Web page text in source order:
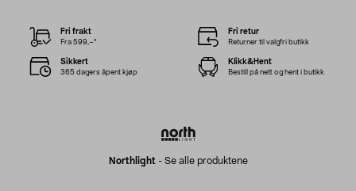
Northlight - Se alle produktene
Fri frakt
Fra 599,–*
Fri retur
Returner til valgfri butikk
Sikkert
365 dagers åpent kjøp
Klikk&Hent
Bestill på nett og hent i butikk